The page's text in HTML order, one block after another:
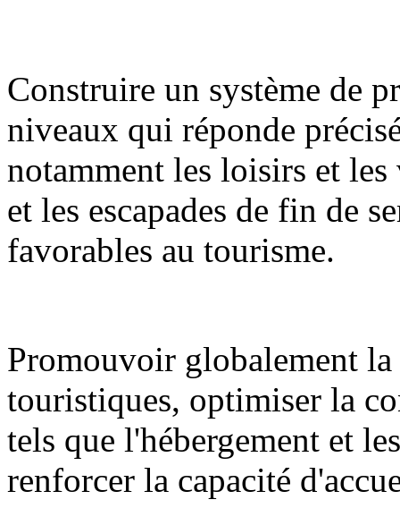
Construire un système de
niveaux qui réponde
notamment les loisirs et
et les escapades de fin de
favorables au tourisme.
Promouvoir globalement
touristiques, optimiser la
tels que l'hébergement et
renforcer la capacité